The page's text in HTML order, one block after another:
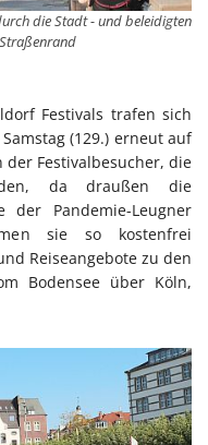
die Stadt - und beleidigten
Festivals trafen sich
(129.) erneut auf
Festivalbesucher, die
da draußen die
der Pandemie-Leugner
sie so kostenfrei
Reiseangebote zu den
Bodensee über Köln,